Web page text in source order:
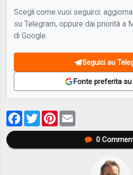
Scegli come vuoi seguirci:
su Telegram, oppure dai priorità a
di Google.
Seguici su
Fonte preferita su
Facebook
TwitterPinterest
0